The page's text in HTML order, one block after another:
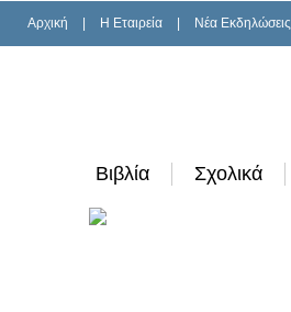
Αρχική H Εταιρεία Νέα Εκδηλώσεις
Βιβλία Σχολικά